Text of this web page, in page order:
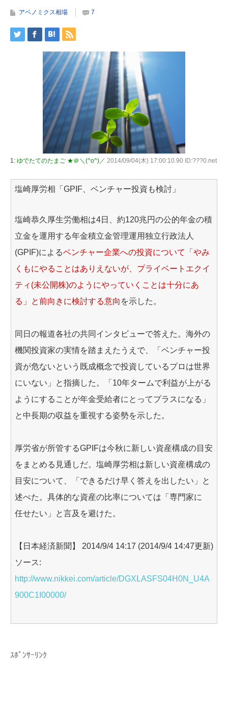
アベノミクス相場 7
1: ゆでたてのたまご ★＠＼(^o^)／ 2014/09/04(木) 17:00:10.90 ID:???0.net
塩崎厚労相「GPIF、ベンチャー投資も検討」
塩崎恭久厚生労働相は4日、約120兆円の公的年金の積
立金を運用する年金積立金管理運用独立行政法人
(GPIF)によるベンチャー企業への投資について「やみ
くもにやることはありえないが、プライベートエクイ
ティ(未公開株)のようにやっていくことは十分にあ
る」と前向きに検討する意向 を示した。
同日の報道各社の共同インタビューで答えた。海外の
機関投資家の実情を踏まえたうえで、「ベンチャー投
資が危ないという既成概念で投資しているプロは世界
にいない」と指摘した。「10年タームで利益が上がる
ようにすることが年金受給者にとってプラスになる」
と中長期の収益を重視する姿勢を示した。
厚労省が所管するGPIFは今秋に新しい資産構成の目安
をまとめる見通しだ。塩崎厚労相は新しい資産構成の
目安について、「できるだけ早く答えを出したい」と
述べた。具体的な資産の比率については「専門家に
任せたい」と言及を避けた。
【日本経済新聞】 2014/9/4 14:17 (2014/9/4 14:47更新)
ソース:
http://www.nikkei.com/article/DGXLASFS04H0N_U4A
900C1I00000/
ｽﾎﾟﾝｻｰﾘﾝｸ